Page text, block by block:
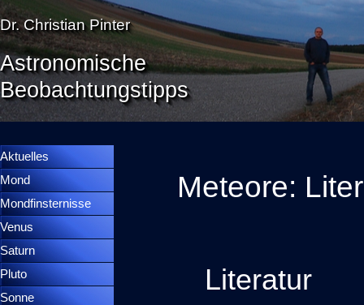
Direkt zum Seiteninhalt
Dr. Christian Pinter
Astronomische
Beobachtungstipps
Aktuelles
Mond
Mondfinsternisse
Venus
Saturn
Pluto
Sonne
Meteore:
Literatur